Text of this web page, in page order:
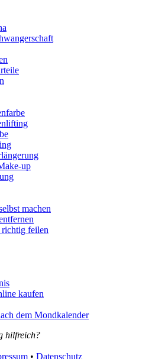
up
machen
feilen
kaufen
dem Mondkalender
hilfreich?
• Datenschutz